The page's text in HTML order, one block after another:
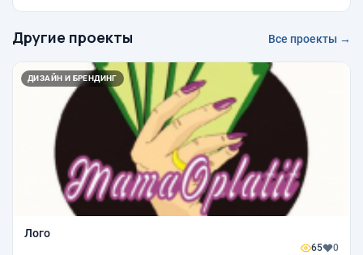
Другие проекты Все проекты →
ДИЗАЙН И БРЕНДИНГ
Лого
65 0